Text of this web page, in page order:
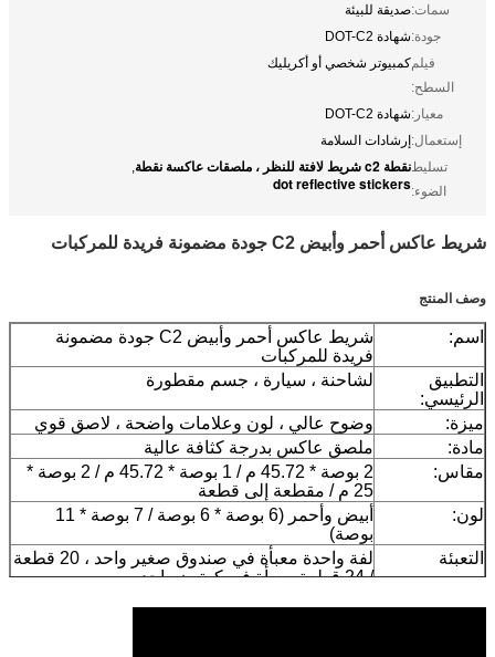
سمات:صديقة للبيئة
جودة:شهادة DOT-C2
فيلم
السطح:
كمبيوتر شخصي أو أكريليك
معيار:شهادة DOT-C2
إستعمال:إرشادات السلامة
تسليط
الضوء:
نقطة c2 شريط لافتة للنظر ، ملصقات عاكسة نقطة ,
dot reflective stickers
شريط عاكس أحمر وأبيض C2 جودة مضمونة فريدة للمركبات
وصف المنتج
اسم:
شريط عاكس أحمر وأبيض C2 جودة مضمونة
فريدة للمركبات
التطبيق
الرئيسي:
لشاحنة ، سيارة ، جسم مقطورة
ميزة:
وضوح عالي ، لون وعلامات واضحة ، لاصق قوي
مادة:
ملصق عاكس بدرجة كثافة عالية
مقاس:
2 بوصة * 45.72 م / 1 بوصة * 45.72 م / 2 بوصة *
25 م / مقطعة إلى قطعة
لون:
أبيض وأحمر (6 بوصة * 6 بوصة / 7 بوصة * 11
بوصة)
التعبئة
لفة واحدة معبأة في صندوق صغير واحد ، 20 قطعة
/ 24 قطعة معبأة في كرتون واحد